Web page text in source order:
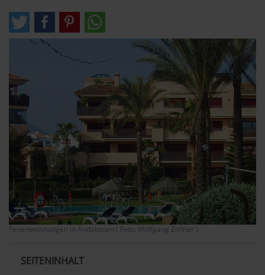
Ferienwohnungen in Andalusien ( Foto: Wolfgang Zöllner )
SEITENINHALT